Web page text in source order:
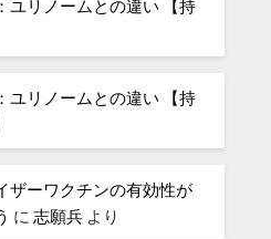
ユリノームとの違い 【持
ユリノームとの違い 【持
ザーワクチンの有効性が
に志願兵 より